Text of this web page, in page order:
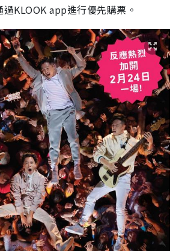
KLOOK app進行優先購票。